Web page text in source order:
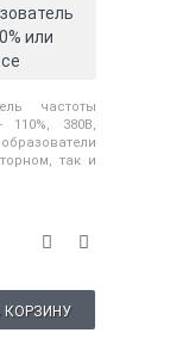
или
частоты
110%, 380В,
так и
КОРЗИНУ